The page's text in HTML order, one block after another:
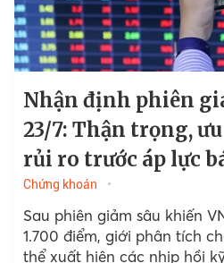
Nhận định phiên
23/7: Thận trọng,
rủi ro trước áp lực
Chứng khoán
Sau phiên giảm sâu khiến
1.700 điểm, giới phân tích
thể xuất hiện các nhịp hồi